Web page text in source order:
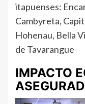
itapuenses:
Cambyreta,
Hohenau, Bella
de Tavarangue
IMPACTO